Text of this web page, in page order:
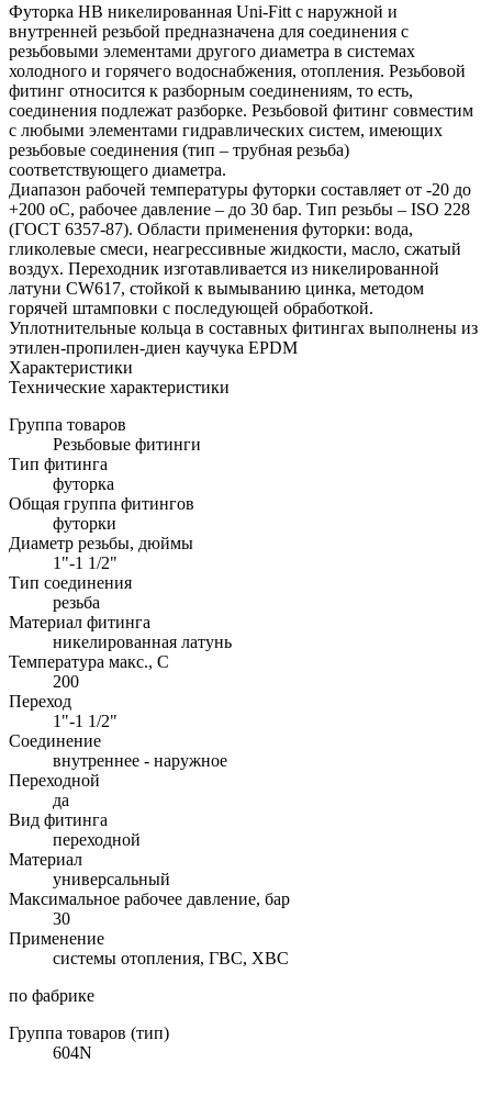
Футорка HB никелированная Uni-Fitt с наружной и
внутренней резьбой предназначена для соединения с
резьбовыми элементами другого диаметра в системах
холодного и горячего водоснабжения, отопления. Резьбовой
фитинг относится к разборным соединениям, то есть,
соединения подлежат разборке. Резьбовой фитинг совместим
с любыми элементами гидравлических систем, имеющих
резьбовые соединения (тип – трубная резьба)
соответствующего диаметра.
Диапазон рабочей температуры футорки составляет от -20 до
+200 оС, рабочее давление – до 30 бар. Тип резьбы – ISO 228
(ГОСТ 6357-87). Области применения футорки: вода,
гликолевые смеси, неагрессивные жидкости, масло, сжатый
воздух. Переходник изготавливается из никелированной
латуни CW617, стойкой к вымыванию цинка, методом
горячей штамповки с последующей обработкой.
Уплотнительные кольца в составных фитингах выполнены из
этилен-пропилен-диен каучука EPDM
Характеристики
Технические характеристики
Группа товаров
Резьбовые фитинги
Тип фитинга
футорка
Общая группа фитингов
футорки
Диаметр резьбы, дюймы
1"-1 1/2"
Тип соединения
резьба
Материал фитинга
никелированная латунь
Температура макс., С
200
Переход
1"-1 1/2"
Соединение
внутреннее - наружное
Переходной
да
Вид фитинга
переходной
Материал
универсальный
Максимальное рабочее давление, бар
30
Применение
системы отопления, ГВС, ХВС
по фабрике
Группа товаров (тип)
604N